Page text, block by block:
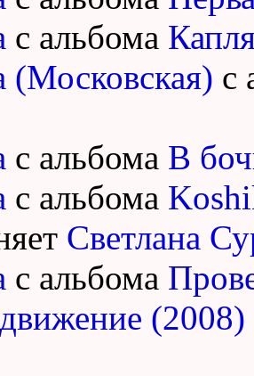
с альбома
(Московская) с
с альбома В
с альбома
Светлана
с альбома
(2008)